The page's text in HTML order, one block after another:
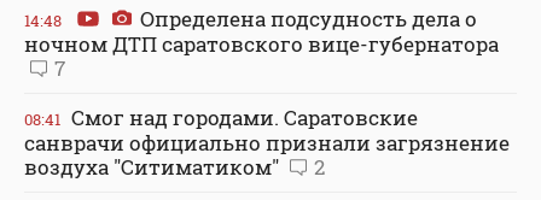
14:48
Определена подсудность дела о
ночном ДТП саратовского вице-губернатора
7
08:41 Смог над городами. Саратовские
санврачи официально признали загрязнение
воздуха "Ситиматиком"
2